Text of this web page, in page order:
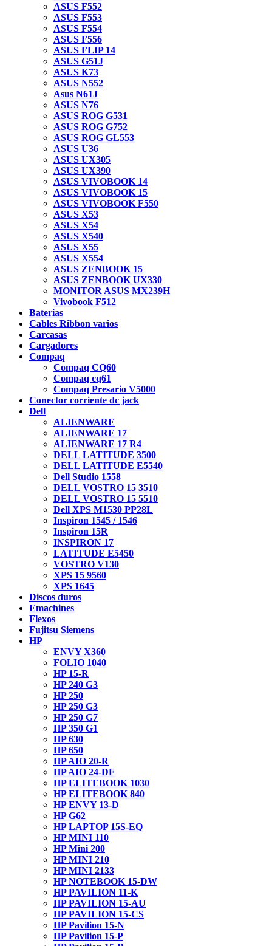
ASUS F552
ASUS F553
ASUS F554
ASUS F556
ASUS FLIP 14
ASUS G51J
ASUS K73
ASUS N552
Asus N61J
ASUS N76
ASUS ROG G531
ASUS ROG G752
ASUS ROG GL553
ASUS U36
ASUS UX305
ASUS UX390
ASUS VIVOBOOK 14
ASUS VIVOBOOK 15
ASUS VIVOBOOK F550
ASUS X53
ASUS X54
ASUS X540
ASUS X55
ASUS X554
ASUS ZENBOOK 15
ASUS ZENBOOK UX330
MONITOR ASUS MX239H
Vivobook F512
Baterias
Cables Ribbon varios
Carcasas
Cargadores
Compaq
Compaq CQ60
Compaq cq61
Compaq Presario V5000
Conector corriente dc jack
Dell
ALIENWARE
ALIENWARE 17
ALIENWARE 17 R4
DELL LATITUDE 3500
DELL LATITUDE E5540
Dell Studio 1558
DELL VOSTRO 15 3510
DELL VOSTRO 15 5510
Dell XPS M1530 PP28L
Inspiron 1545 / 1546
Inspiron 15R
INSPIRON 17
LATITUDE E5450
VOSTRO V130
XPS 15 9560
XPS 1645
Discos duros
Emachines
Flexos
Fujitsu Siemens
HP
ENVY X360
FOLIO 1040
HP 15-R
HP 240 G3
HP 250
HP 250 G3
HP 250 G7
HP 350 G1
HP 630
HP 650
HP AIO 20-R
HP AIO 24-DF
HP ELITEBOOK 1030
HP ELITEBOOK 840
HP ENVY 13-D
HP G62
HP LAPTOP 15S-EQ
HP MINI 110
HP Mini 200
HP MINI 210
HP MINI 2133
HP NOTEBOOK 15-DW
HP PAVILION 11-K
HP PAVILION 15-AU
HP PAVILION 15-CS
HP Pavilion 15-N
HP Pavilion 15-P